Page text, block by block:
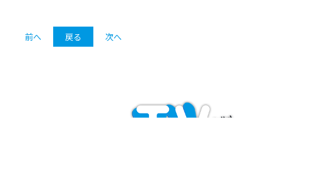
前へ 戻る 次へ